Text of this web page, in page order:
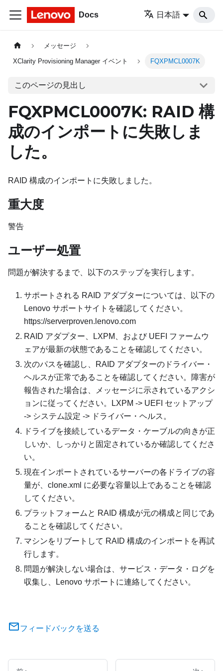
Docs 日本語
メッセージ
XClarity Provisioning Manager イベント FQXPMCL0007K
このページの見出し
FQXPMCL0007K: RAID 構
成のインポートに失敗しま
した。
RAID 構成のインポートに失敗しました。
重大度
警告
ユーザー処置
問題が解決するまで、以下のステップを実行します。
サポートされる RAID アダプターについては、以下の
Lenovo サポートサイトを確認してください。
https://serverproven.lenovo.com
RAID アダプター、LXPM、および UEFI ファームウ
ェアが最新の状態であることを確認してください。
次のパスを確認し、RAID アダプターのドライバー・
ヘルスが正常であることを確認してください。障害が
報告された場合は、メッセージに示されているアクシ
ョンに従ってください。LXPM -> UEFI セットアップ
-> システム設定 -> ドライバー・ヘルス。
ドライブを接続しているデータ・ケーブルの向きが正
しいか、しっかりと固定されているか確認してくださ
い。
現在インポートされているサーバーの各ドライブの容
量が、clone.xml に必要な容量以上であることを確認
してください。
プラットフォームと RAID 構成が元の構成と同じであ
ることを確認してください。
マシンをリブートして RAID 構成のインポートを再試
行します。
問題が解決しない場合は、サービス・データ・ログを
収集し、Lenovo サポートに連絡してください。
フィードバックを送る